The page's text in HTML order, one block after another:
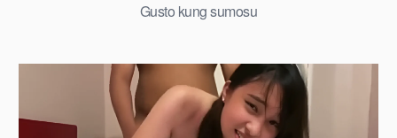
Gusto kung sumosu